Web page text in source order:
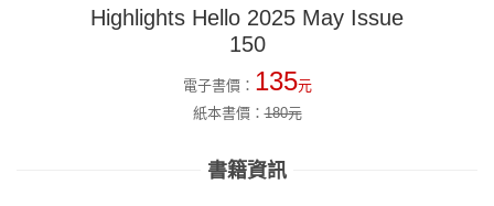
Highlights Hello 2025 May Issue
150
電子書價： 135元
紙本書價：180元
書籍資訊